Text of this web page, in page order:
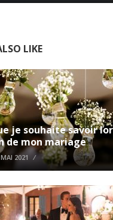
LIKE
je souhaite savoir
de mon mariage
2021